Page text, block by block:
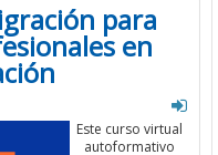
para
en
Este curso virtual
autoformativo